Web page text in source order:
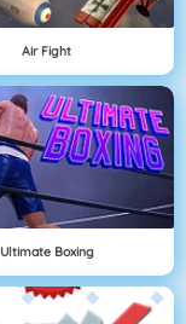
Air Fight
Ultimate Boxing